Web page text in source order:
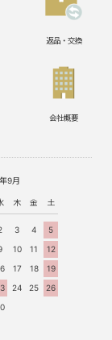
返品・交換
会社概要
9月
木 金 土
3 4
5
10 11
12
17 18
19
24 25
26